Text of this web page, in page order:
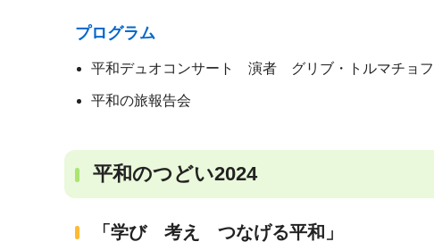
プログラム
平和デュオコンサート 演者 グリブ・トルマチョ
平和の旅報告会
平和のつどい2024
「学び 考え つなげる平和」